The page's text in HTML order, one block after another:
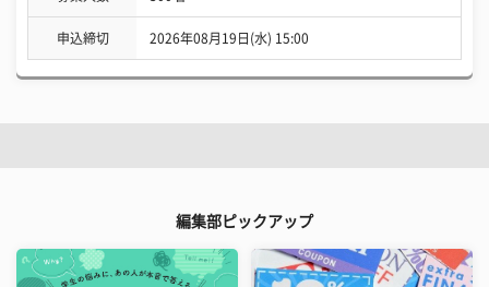
申込締切 2026年08月19日(水) 15:00
編集部ピックアップ